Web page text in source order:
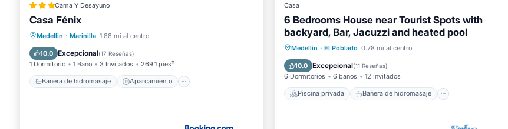
Cama Y Desayuno
Casa Fénix
Medellin · Marinilla 1.88 mi al centro
10.0 Excepcional(17 Reseñas)
1 Dormitorio 1 Baño 3 Invitados 269.1 pies²
Bañera de hidromasaje Aparcamiento
Bañera de hidromasaje
Balcón/Terraza
Casa
6 Bedrooms House near Tourist Spots with
backyard, Bar, Jacuzzi and heated pool
Medellin · El Poblado 0.78 mi al centro
10.0 Excepcional(11 Reseñas)
6 Dormitorios 6 baños 12 Invitados
Piscina privada Bañera de hidromasaje
Piscina privada
Bañera de hidromasaje
Piscina
Vista al mar